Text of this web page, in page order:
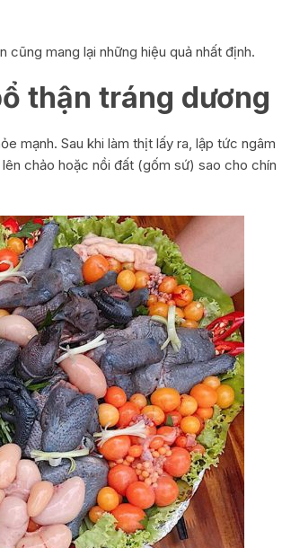
mang lại những hiệu quả nhất định.
thận tráng dương
mạnh. Sau khi làm thịt lấy ra, lập tức ngâm
chảo hoặc nồi đất (gốm sứ) sao cho chín